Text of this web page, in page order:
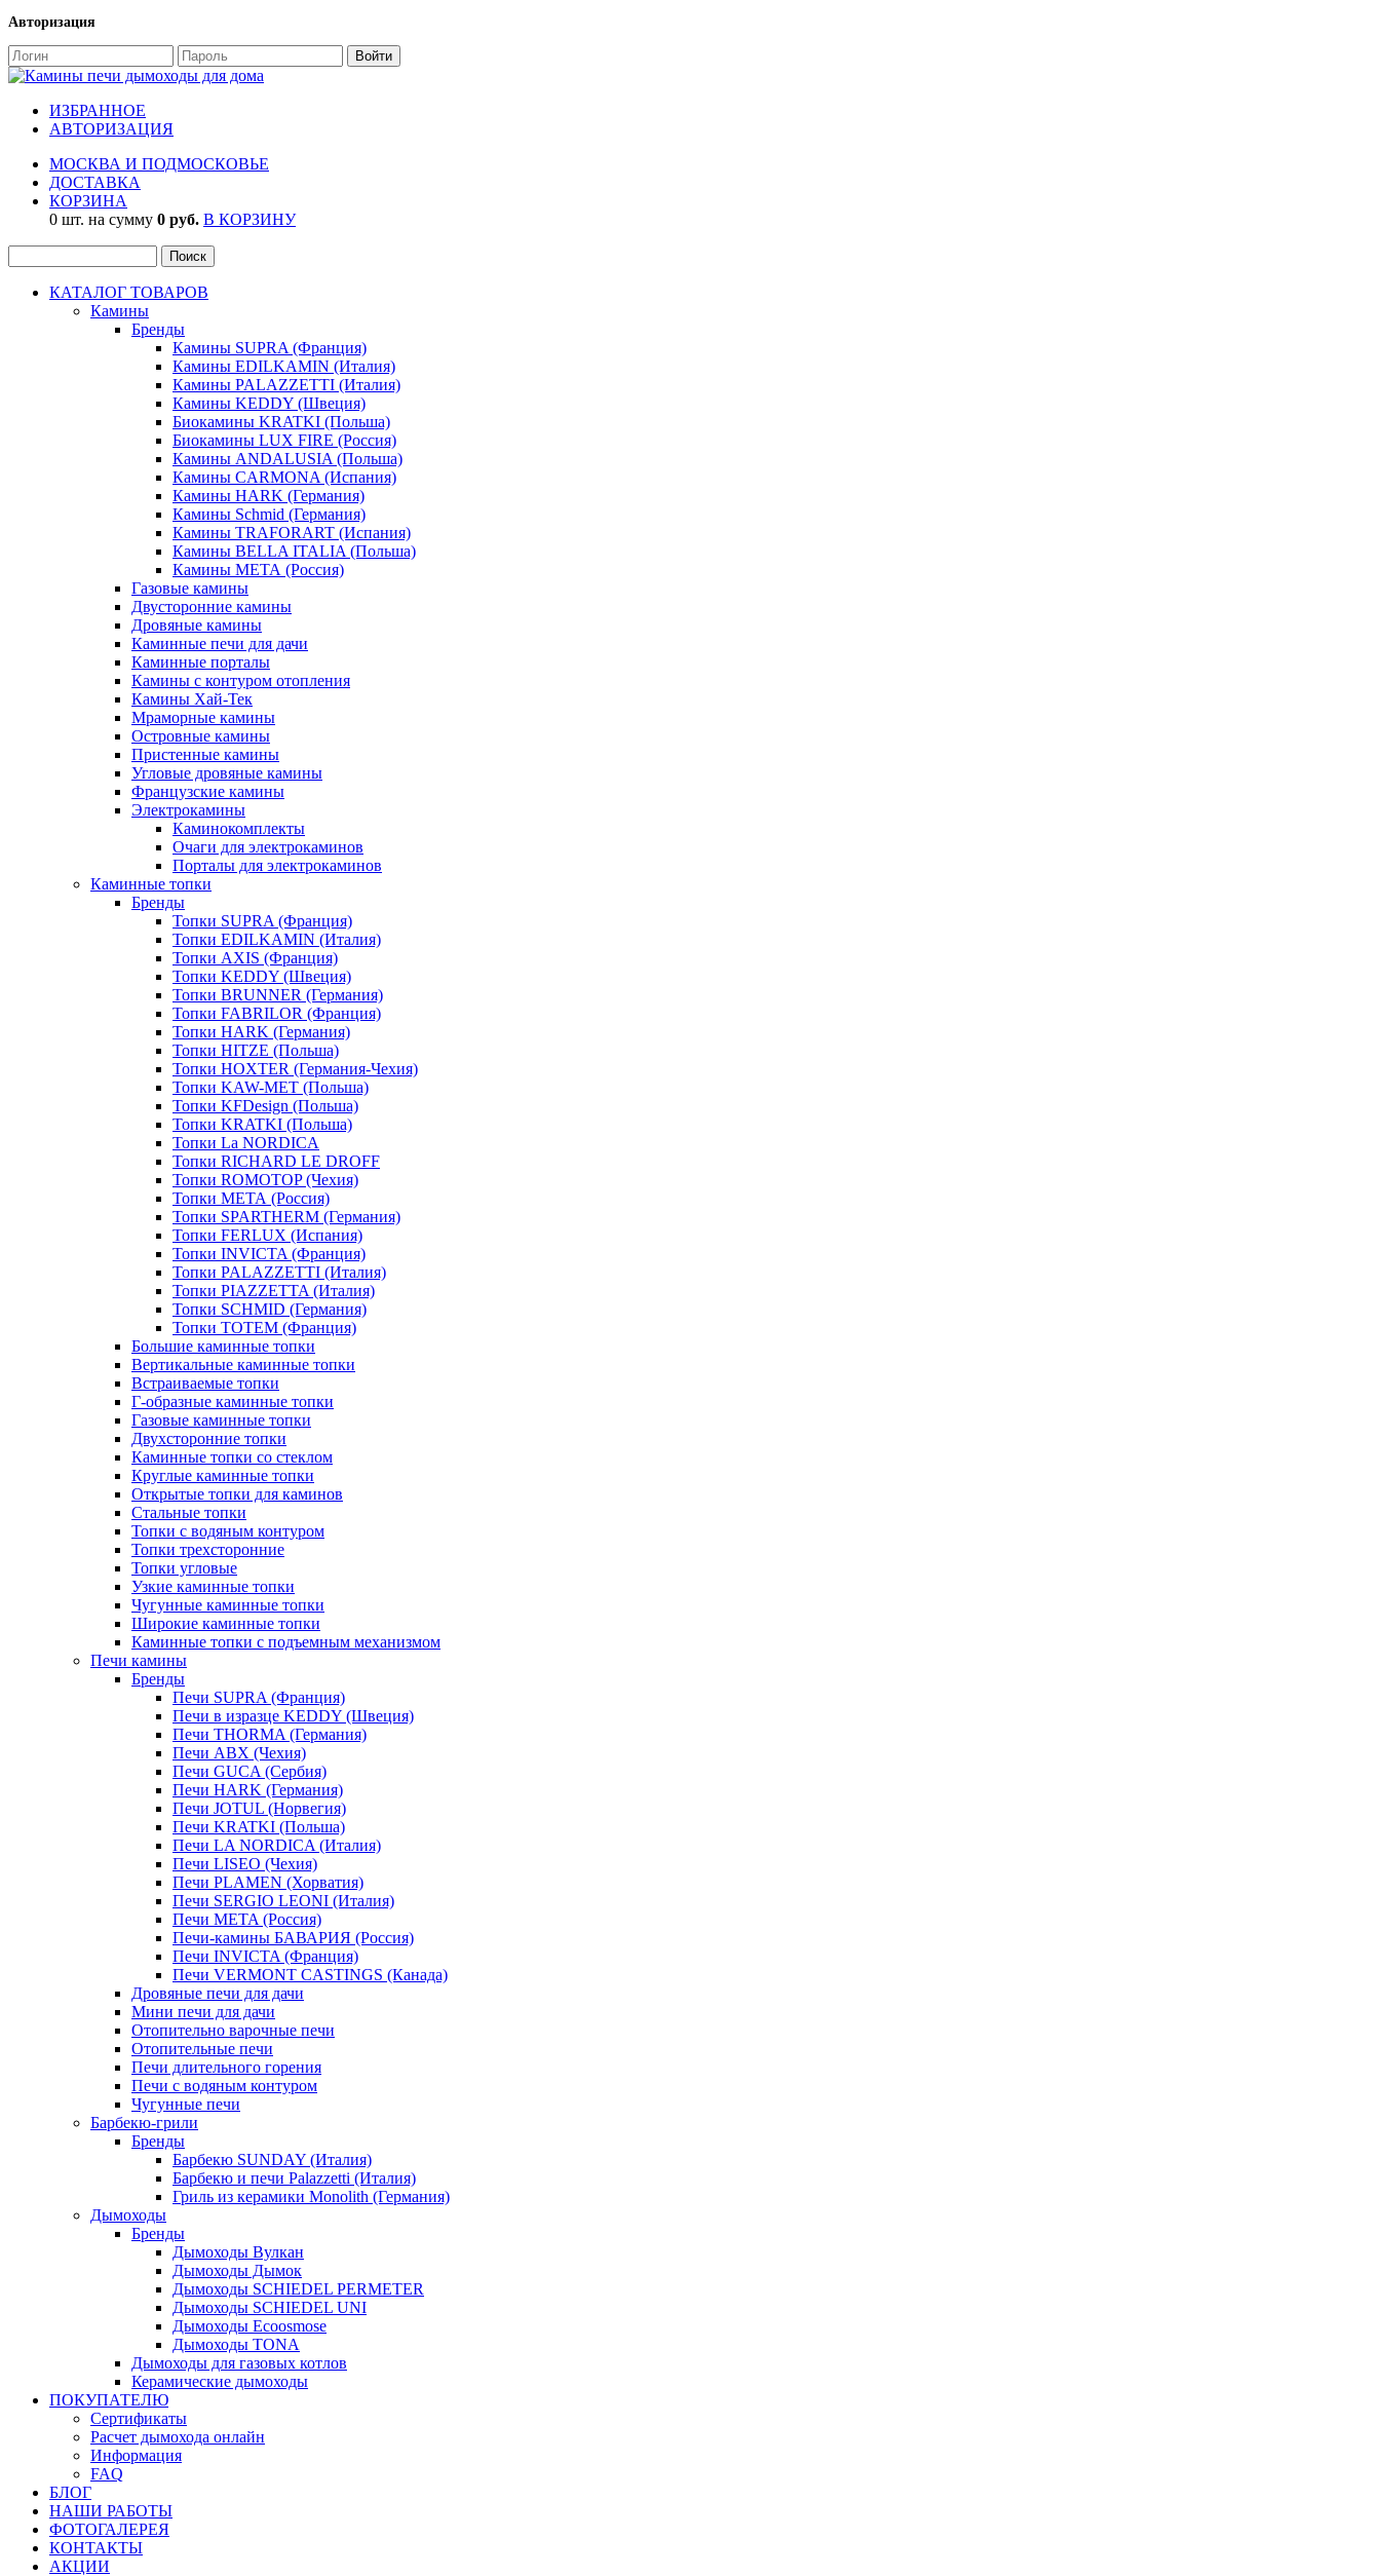
Авторизация
ИЗБРАННОЕ
АВТОРИЗАЦИЯ
МОСКВА И ПОДМОСКОВЬЕ
ДОСТАВКА
КОРЗИНА
0 шт. на сумму 0 руб. В КОРЗИНУ
КАТАЛОГ ТОВАРОВ
Камины
Бренды
Камины SUPRA (Франция)
Камины EDILKAMIN (Италия)
Камины PALAZZETTI (Италия)
Камины KEDDY (Швеция)
Биокамины KRATKI (Польша)
Биокамины LUX FIRE (Россия)
Камины ANDALUSIA (Польша)
Камины CARMONA (Испания)
Камины HARK (Германия)
Камины Schmid (Германия)
Камины TRAFORART (Испания)
Камины BELLA ITALIA (Польша)
Камины МЕТА (Россия)
Газовые камины
Двусторонние камины
Дровяные камины
Каминные печи для дачи
Каминные порталы
Камины с контуром отопления
Камины Хай-Тек
Мраморные камины
Островные камины
Пристенные камины
Угловые дровяные камины
Французские камины
Электрокамины
Каминокомплекты
Очаги для электрокаминов
Порталы для электрокаминов
Каминные топки
Бренды
Топки SUPRA (Франция)
Топки EDILKAMIN (Италия)
Топки AXIS (Франция)
Топки KEDDY (Швеция)
Топки BRUNNER (Германия)
Топки FABRILOR (Франция)
Топки HARK (Германия)
Топки HITZE (Польша)
Топки HOXTER (Германия-Чехия)
Топки KAW-MET (Польша)
Топки KFDesign (Польша)
Топки KRATKI (Польша)
Топки La NORDICA
Топки RICHARD LE DROFF
Топки ROMOTOP (Чехия)
Топки МЕТА (Россия)
Топки SPARTHERM (Германия)
Топки FERLUX (Испания)
Топки INVICTA (Франция)
Топки PALAZZETTI (Италия)
Топки PIAZZETTA (Италия)
Топки SCHMID (Германия)
Топки TOTEM (Франция)
Большие каминные топки
Вертикальные каминные топки
Встраиваемые топки
Г-образные каминные топки
Газовые каминные топки
Двухсторонние топки
Каминные топки со стеклом
Круглые каминные топки
Открытые топки для каминов
Стальные топки
Топки с водяным контуром
Топки трехсторонние
Топки угловые
Узкие каминные топки
Чугунные каминные топки
Широкие каминные топки
Каминные топки с подъемным механизмом
Печи камины
Бренды
Печи SUPRA (Франция)
Печи в изразце KEDDY (Швеция)
Печи THORMA (Германия)
Печи ABX (Чехия)
Печи GUCA (Сербия)
Печи HARK (Германия)
Печи JOTUL (Норвегия)
Печи KRATKI (Польша)
Печи LA NORDICA (Италия)
Печи LISEO (Чехия)
Печи PLAMEN (Хорватия)
Печи SERGIO LEONI (Италия)
Печи META (Россия)
Печи-камины БАВАРИЯ (Россия)
Печи INVICTA (Франция)
Печи VERMONT CASTINGS (Канада)
Дровяные печи для дачи
Мини печи для дачи
Отопительно варочные печи
Отопительные печи
Печи длительного горения
Печи с водяным контуром
Чугунные печи
Барбекю-грили
Бренды
Барбекю SUNDAY (Италия)
Барбекю и печи Palazzetti (Италия)
Гриль из керамики Monolith (Германия)
Дымоходы
Бренды
Дымоходы Вулкан
Дымоходы Дымок
Дымоходы SCHIEDEL PERMETER
Дымоходы SCHIEDEL UNI
Дымоходы Ecoosmose
Дымоходы TONA
Дымоходы для газовых котлов
Керамические дымоходы
ПОКУПАТЕЛЮ
Сертификаты
Расчет дымохода онлайн
Информация
FAQ
БЛОГ
НАШИ РАБОТЫ
ФОТОГАЛЕРЕЯ
КОНТАКТЫ
АКЦИИ